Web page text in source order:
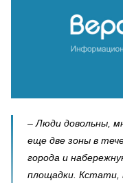
– Люди довольны,
еще две зоны в
города и
площадки. Кстати,